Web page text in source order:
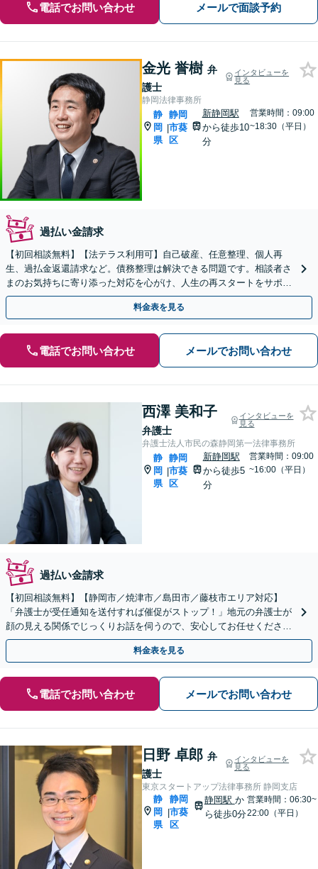
電話でお問い合わせ メールで面談予約
金光 誉樹 弁
護士
インタビューを
見る
静岡法律事務所
静
岡
県
|
静岡
市葵
区
新静岡駅
から徒歩10
分
営業時間：09:00
~18:30（平日）
過払い金請求
【初回相談無料】【法テラス利用可】自己破産、任意整理、個人再
生、過払金返還請求など。債務整理は解決できる問題です。相談者さ
まのお気持ちに寄り添った対応を心がけ、人生の再スタートをサポー
トします【新静岡駅10分】【休日・夜間相談可（要予約）】
料金表を見る
電話でお問い合わせ メールでお問い合わせ
西澤 美和子
弁護士
インタビューを
見る
弁護士法人市民の森静岡第一法律事務所
静
岡
県
|
静岡
市葵
区
新静岡駅
から徒歩5
分
営業時間：09:00
~16:00（平日）
過払い金請求
【初回相談無料】【静岡市／焼津市／島田市／藤枝市エリア対応】
「弁護士が受任通知を送付すれば催促がストップ！」地元の弁護士が
顔の見える関係でじっくりお話を伺うので、安心してお任せくださ
い。共に最適な解決を図りましょう「過払い金のご相談対応」
料金表を見る
電話でお問い合わせ メールでお問い合わせ
日野 卓郎 弁
護士
インタビューを
見る
東京スタートアップ法律事務所 静岡支店
静
岡
県
|
静岡
市葵
区
静岡駅 か
ら徒歩0分
営業時間：06:30~
22:00（平日）